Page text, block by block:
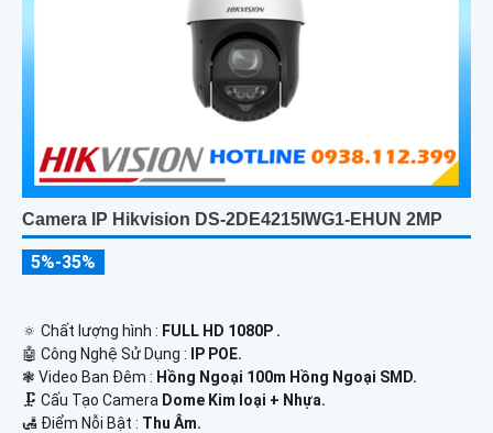
Camera IP Hikvision DS-2DE4215IWG1-EHUN 2MP
5%-35%
🔅 Chất lượng hình : FULL HD 1080P .
🤖️ Công Nghệ Sử Dụng :
IP POE.
❃ Video Ban Đêm : Hồng Ngoại 100m Hồng Ngoại SMD.
🗜️ Cấu Tạo Camera Dome Kim loại + Nhựa.
️🛃 Điểm Nỗi Bật : Thu Âm.